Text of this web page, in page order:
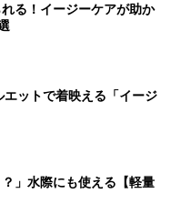
る！イージーケアが助か
エットで着映える「イージ
？」水際にも使える【軽量